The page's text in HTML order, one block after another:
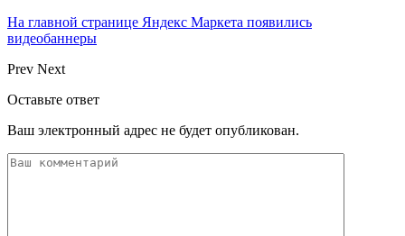
На главной странице Яндекс Маркета появились
видеобаннеры
Prev Next
Оставьте ответ
Ваш электронный адрес не будет опубликован.